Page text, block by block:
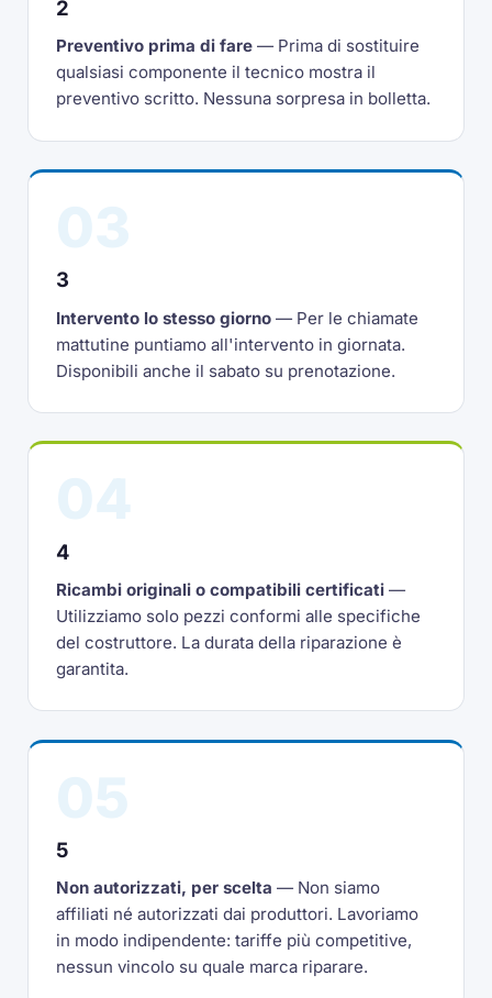
2
Preventivo prima di fare — Prima di sostituire
qualsiasi componente il tecnico mostra il
preventivo scritto. Nessuna sorpresa in bolletta.
3
Intervento lo stesso giorno — Per le chiamate
mattutine puntiamo all'intervento in giornata.
Disponibili anche il sabato su prenotazione.
4
Ricambi originali o compatibili certificati —
Utilizziamo solo pezzi conformi alle specifiche
del costruttore. La durata della riparazione è
garantita.
5
Non autorizzati, per scelta — Non siamo
affiliati né autorizzati dai produttori. Lavoriamo
in modo indipendente: tariffe più competitive,
nessun vincolo su quale marca riparare.